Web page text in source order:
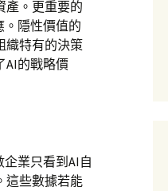
產。更重要的
。隱性價值的
織特有的決策
AI的戰略價
業只看到AI自
這些數據若能